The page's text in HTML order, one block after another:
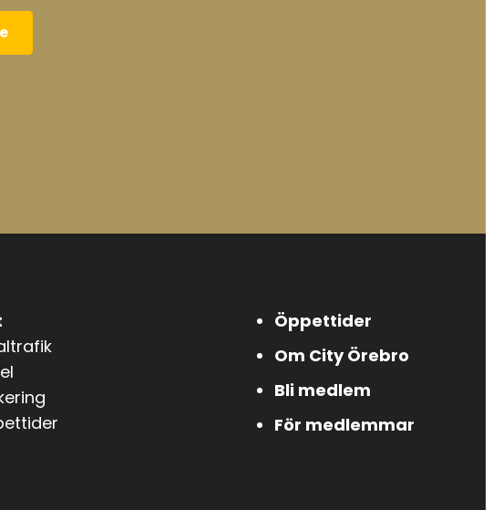
Öppettider
Om City Örebro
Bli medlem
För medlemmar